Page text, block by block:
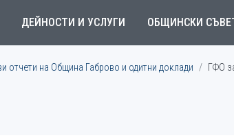
ДЕЙНОСТИ И УСЛУГИ ОБЩИНСКИ
отчети на Община Габрово и одитни доклади ГФО